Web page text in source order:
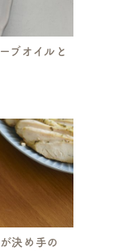
ブオイルと
決め手の